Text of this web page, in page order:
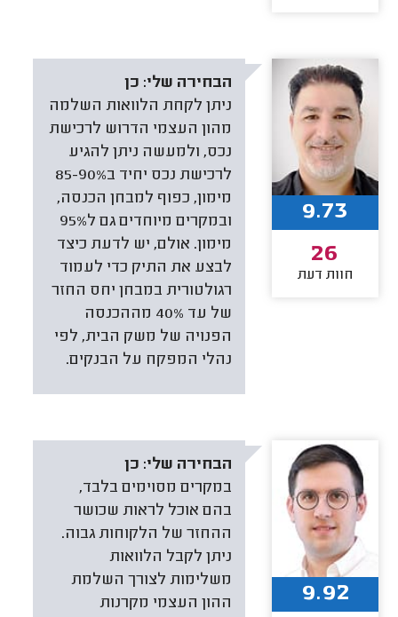
הבחירה שלי: כן
ניתן לקחת הלוואות השלמה
מהון העצמי הדרוש לרכישת
נכס, ולמעשה ניתן להגיע
לרכישת נכס יחיד ב85-90%
מימון, כפוף למבחן הכנסה,
ובמקרים מיוחדים גם ל95%
מימון. אולם, יש לדעת כיצד
לבצע את התיק כדי לעמוד
רגולטורית במבחן יחס החזר
של עד 40% מההכנסה
הפנויה של משק הבית, לפי
נהלי המפקח על הבנקים.
9.73
26
חוות דעת
הבחירה שלי: כן
במקרים מסוימים בלבד,
בהם אוכל לראות שכושר
ההחזר של הלקוחות גבוה.
ניתן לקבל הלוואות
משלימות לצורך השלמת
ההון העצמי מקרנות
9.92